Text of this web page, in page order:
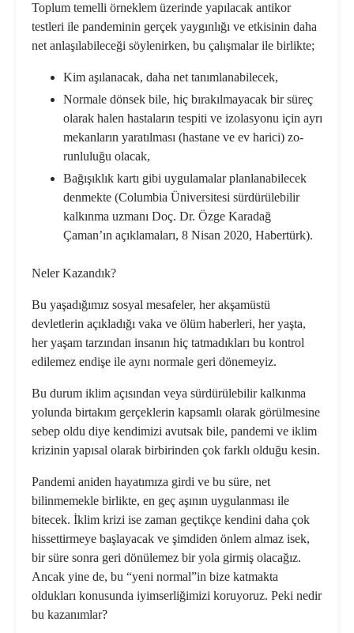
Toplum temelli örneklem üzerinde ya­pılacak antikor
testleri ile pandeminin gerçek yaygınlığı ve etkisinin daha
net anlaşılabileceği söylenirken, bu çalışma­lar ile birlikte;
Kim aşılanacak, daha net tanımlana­bilecek,
Normale dönsek bile, hiç bırakılma­yacak bir süreç
olarak halen hastaların tespiti ve izolasyonu için ayrı
mekanla­rın yaratılması (hastane ve ev harici) zo­
runluluğu olacak,
Bağışıklık kartı gibi uygulamalar plan­lanabilecek
denmekte (Columbia Üni­versitesi sürdürülebilir
kalkınma uzma­nı Doç. Dr. Özge Karadağ
Çaman’ın açıklamaları, 8 Nisan 2020, Habertürk).
Neler Kazandık?
Bu yaşadığımız sosyal mesafeler, her akşamüstü
devletlerin açıkladığı vaka ve ölüm haberleri, her yaşta,
her yaşam tarzından insanın hiç tatmadıkları bu kontrol
edilemez endişe ile aynı norma­le geri dönemeyiz.
Bu durum iklim açısından veya sürdü­rülebilir kalkınma
yolunda birtakım ger­çeklerin kapsamlı olarak görülmesine
sebep oldu diye kendimizi avutsak bile, pandemi ve iklim
krizinin yapısal olarak birbirinden çok farklı olduğu kesin.
Pandemi aniden hayatımıza girdi ve bu süre, net
bilinmemekle birlikte, en geç aşının uygulanması ile
bitecek. İklim kri­zi ise zaman geçtikçe kendini daha çok
hissettirmeye başlayacak ve şimdiden önlem almaz isek,
bir süre sonra geri dö­nülemez bir yola girmiş olacağız.
Ancak yine de, bu “yeni normal”in bize katmak­ta
oldukları konusunda iyimserliğimizi koruyoruz. Peki nedir
bu kazanımlar?